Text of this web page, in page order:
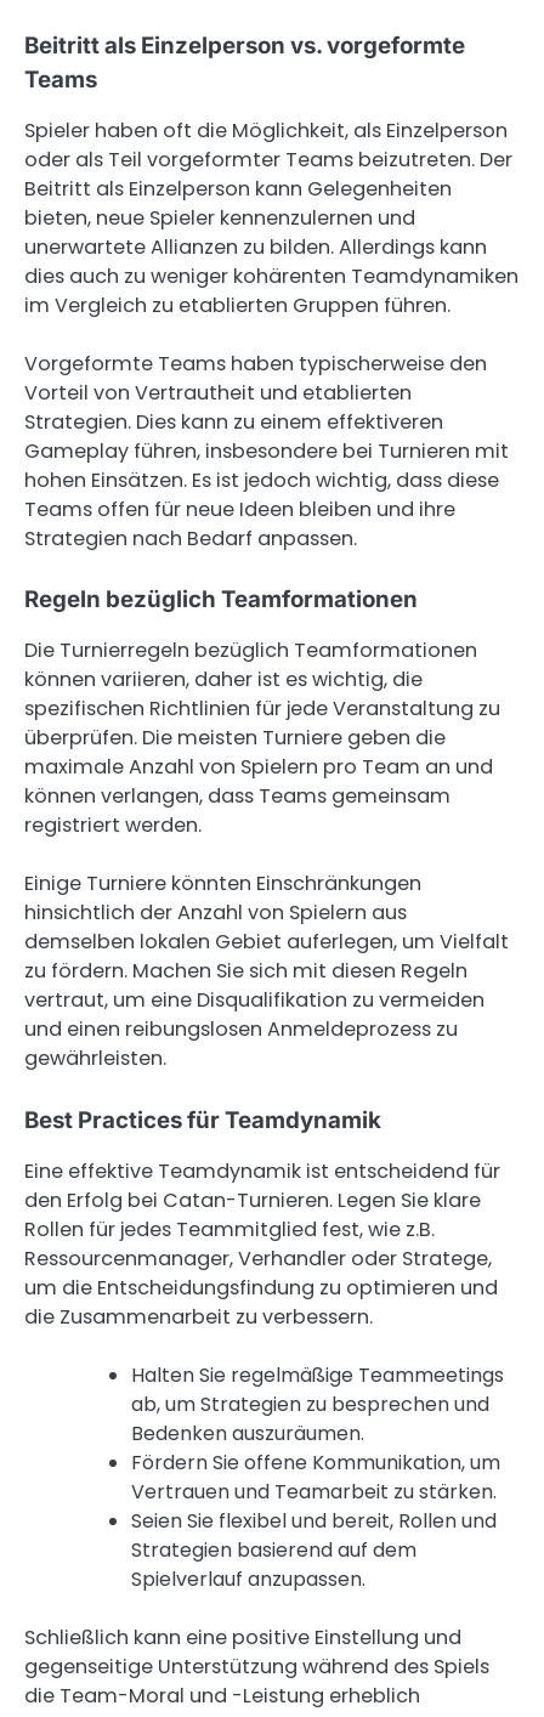
Beitritt als Einzelperson vs. vorgeformte
Teams
Spieler haben oft die Möglichkeit, als Einzelperson
oder als Teil vorgeformter Teams beizutreten. Der
Beitritt als Einzelperson kann Gelegenheiten
bieten, neue Spieler kennenzulernen und
unerwartete Allianzen zu bilden. Allerdings kann
dies auch zu weniger kohärenten Teamdynamiken
im Vergleich zu etablierten Gruppen führen.
Vorgeformte Teams haben typischerweise den
Vorteil von Vertrautheit und etablierten
Strategien. Dies kann zu einem effektiveren
Gameplay führen, insbesondere bei Turnieren mit
hohen Einsätzen. Es ist jedoch wichtig, dass diese
Teams offen für neue Ideen bleiben und ihre
Strategien nach Bedarf anpassen.
Regeln bezüglich Teamformationen
Die Turnierregeln bezüglich Teamformationen
können variieren, daher ist es wichtig, die
spezifischen Richtlinien für jede Veranstaltung zu
überprüfen. Die meisten Turniere geben die
maximale Anzahl von Spielern pro Team an und
können verlangen, dass Teams gemeinsam
registriert werden.
Einige Turniere könnten Einschränkungen
hinsichtlich der Anzahl von Spielern aus
demselben lokalen Gebiet auferlegen, um Vielfalt
zu fördern. Machen Sie sich mit diesen Regeln
vertraut, um eine Disqualifikation zu vermeiden
und einen reibungslosen Anmeldeprozess zu
gewährleisten.
Best Practices für Teamdynamik
Eine effektive Teamdynamik ist entscheidend für
den Erfolg bei Catan-Turnieren. Legen Sie klare
Rollen für jedes Teammitglied fest, wie z.B.
Ressourcenmanager, Verhandler oder Stratege,
um die Entscheidungsfindung zu optimieren und
die Zusammenarbeit zu verbessern.
Halten Sie regelmäßige Teammeetings
ab, um Strategien zu besprechen und
Bedenken auszuräumen.
Fördern Sie offene Kommunikation, um
Vertrauen und Teamarbeit zu stärken.
Seien Sie flexibel und bereit, Rollen und
Strategien basierend auf dem
Spielverlauf anzupassen.
Schließlich kann eine positive Einstellung und
gegenseitige Unterstützung während des Spiels
die Team-Moral und -Leistung erheblich